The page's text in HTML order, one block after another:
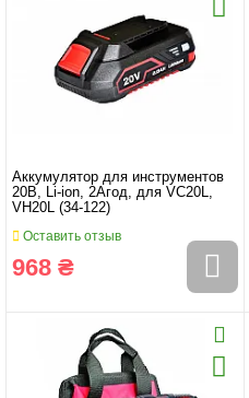
Аккумулятор для инструментов
20B, Li-ion, 2Агод, для VC20L,
VH20L (34-122)
Оставить отзыв
968 ₴